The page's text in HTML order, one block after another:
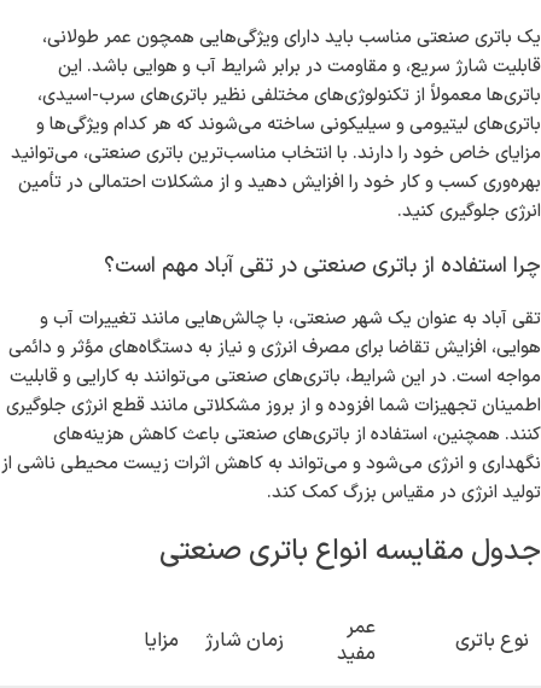
یک باتری صنعتی مناسب باید دارای ویژگی‌هایی همچون عمر طولانی،
قابلیت شارژ سریع، و مقاومت در برابر شرایط آب و هوایی باشد. این
باتری‌ها معمولاً از تکنولوژی‌های مختلفی نظیر باتری‌های سرب-اسیدی،
باتری‌های لیتیومی و سیلیکونی ساخته می‌شوند که هر کدام ویژگی‌ها و
مزایای خاص خود را دارند. با انتخاب مناسب‌ترین باتری صنعتی، می‌توانید
بهره‌وری کسب و کار خود را افزایش دهید و از مشکلات احتمالی در تأمین
انرژی جلوگیری کنید.
چرا استفاده از باتری صنعتی در تقی آباد مهم است؟
تقی آباد به عنوان یک شهر صنعتی، با چالش‌هایی مانند تغییرات آب و
هوایی، افزایش تقاضا برای مصرف انرژی و نیاز به دستگاه‌های مؤثر و دائمی
مواجه است. در این شرایط، باتری‌های صنعتی می‌توانند به کارایی و قابلیت
اطمینان تجهیزات شما افزوده و از بروز مشکلاتی مانند قطع انرژی جلوگیری
کنند. همچنین، استفاده از باتری‌های صنعتی باعث کاهش هزینه‌های
نگهداری و انرژی می‌شود و می‌تواند به کاهش اثرات زیست محیطی ناشی از
تولید انرژی در مقیاس بزرگ کمک کند.
جدول مقایسه انواع باتری صنعتی
نوع باتری
عمر
مفید
زمان شارژ مزایا